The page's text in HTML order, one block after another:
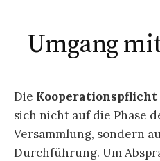
Umgang
Die Kooperationspflicht
sich nicht auf die Phase
Versammlung, sondern
Durchführung. Um